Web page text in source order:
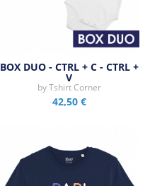
BOX DUO - CTRL + C - CTRL +
V
byTshirt Corner
42,50 €